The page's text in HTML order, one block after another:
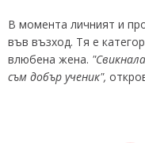
В момента личният и
във възход. Тя е
влюбена жена.
съм добър ученик",